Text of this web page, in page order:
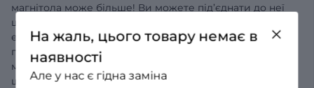
магнітола може більше! Ви можете під’єднати до неї
штатний відеореєстратор Torssen та використовувати
екран магнітоли для керування відеозаписом камер. У
пристрої є вбудований GPS+Glonass модуль, і ви
можете встановити будь-який навігаційний додаток,
щоб мати доступ до навігатора навіть без інтернет-
На жаль, цього товару немає в
наявності
Але у нас є гідна заміна